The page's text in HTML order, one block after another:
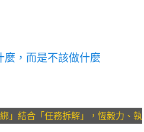
麼，而是不該做什麼
」結合「任務拆解」，恆毅力、執